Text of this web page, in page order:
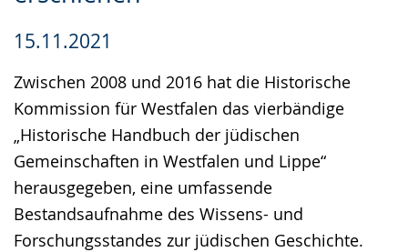
15.11.2021
Zwischen 2008 und 2016 hat die Historische
Kommission für Westfalen das vierbändige
„Historische Handbuch der jüdischen
Gemeinschaften in Westfalen und Lippe“
herausgegeben, eine umfassende
Bestandsaufnahme des Wissens- und
Forschungsstandes zur jüdischen Geschichte.
angezeigt.